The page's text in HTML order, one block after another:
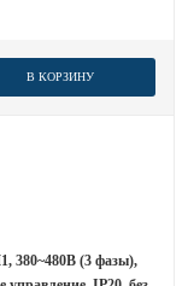
В КОРЗИНУ
380~480B (3 фазы),